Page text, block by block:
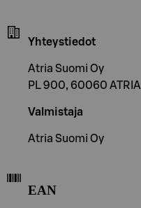
Yhteystiedot
Atria Suomi Oy
PL 900, 60060 ATRIA
Valmistaja
Atria Suomi Oy
EAN